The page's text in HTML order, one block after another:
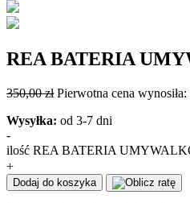
REA BATERIA
350,00zł Pierwotna cena wynosiła:
Wysyłka: od 3-7 dni
-
ilość REA BATERIA
+
Dodaj do koszyka